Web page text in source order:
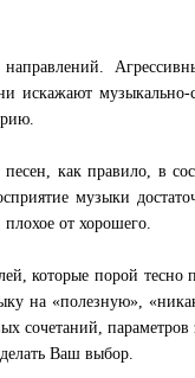
искажают
как правило, в
музыки
плохое от хорошего.
которые порой тесно
на «полезную»,
сочетаний,
Ваш выбор.